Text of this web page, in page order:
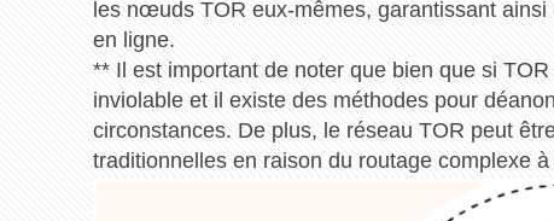
les nœuds TOR eux-mêmes, garantissant
en ligne.
** Il est important de noter que bien que si
inviolable et il existe des méthodes pour
circonstances. De plus, le réseau TOR peut
traditionnelles en raison du routage complexe